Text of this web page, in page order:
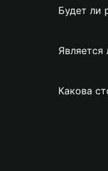
Будет ли
Какова